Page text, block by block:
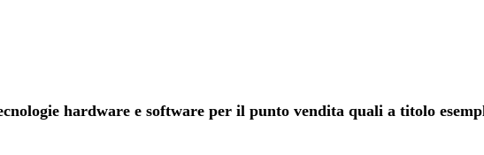
hardware e software per il punto vendita quali a titolo